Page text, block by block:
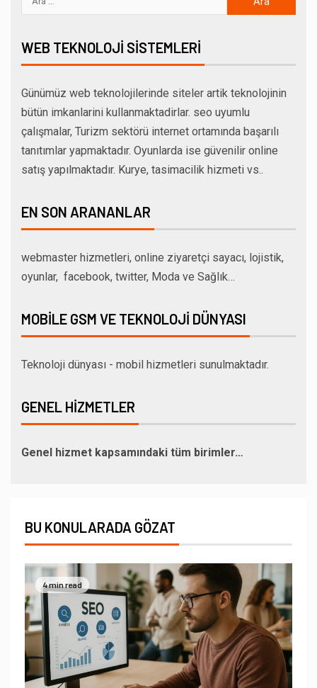
WEB TEKNOLOJI SISTEMLERI
Günümüz web teknolojilerinde siteler artik teknolojinin
bütün imkanlarini kullanmaktadirlar. seo uyumlu
çalışmalar, Turizm sektörü internet ortamında başarılı
tanıtımlar yapmaktadır. Oyunlarda ise güvenilir online
satış yapılmaktadır. Kurye, tasimacilik hizmeti vs..
EN SON ARANANLAR
webmaster hizmetleri, online ziyaretçi sayacı, lojistik,
oyunlar, facebook, twitter, Moda ve Sağlık…
MOBILE GSM VE TEKNOLOJI DÜNYASI
Teknoloji dünyası - mobil hizmetleri sunulmaktadır.
GENEL HIZMETLER
Genel hizmet kapsamındaki tüm birimler…
BU KONULARADA GÖZAT
4 min read